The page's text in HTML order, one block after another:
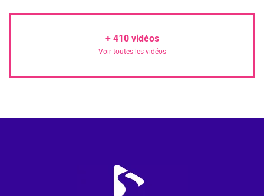
+ 410vidéos
Voir toutes les vidéos